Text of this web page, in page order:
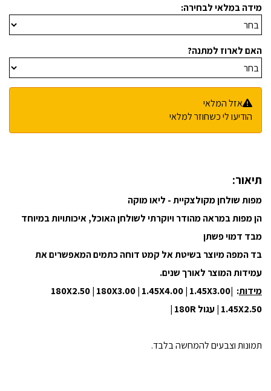
מידה במלאי לבחירה:
האם לארוז למתנה?
אזל המלאי
הודיעו לי כשחוזר למלאי
תיאור:
מפות שולחן מקולצקיית - ליאו מוקה
הן מפות במראה מהודר ויוקרתי לשולחן האוכל, איכותויות במיוחד
מבד דמוי פשתן
בד המפה מיוצר בשיטת אל קמט דוחה כתמים המאפשרים את
עמידות המוצר לאורך שנים.
מידות : 180X2.50 | 180X3.00 | 1.45X4.00 | 1.45X3.00|
1.45X2.50 | עגול 180R |
תמונות וצבעים להמחשה בלבד.